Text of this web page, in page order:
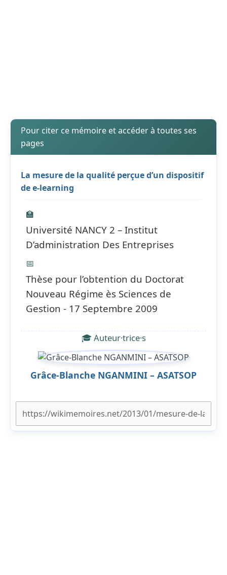
Pour citer ce mémoire et accéder à toutes ses
pages
La mesure de la qualité perçue d’un dispositif
de e-learning
🏫
Université NANCY 2 – Institut
D’administration Des Entreprises
📅
Thèse pour l’obtention du Doctorat
Nouveau Régime ès Sciences de
Gestion - 17 Septembre 2009
🎓 Auteur·trice·s
Grâce-Blanche NGANMINI – ASATSOP